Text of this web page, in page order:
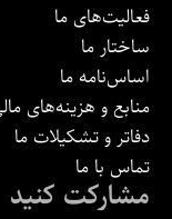
فعالیت‌های ما
ساختار ما
اساس‌نامه ما
منابع و هزینه‌های
دفاتر و تشکیلات ما
تماس با ما
مشارکت کنید